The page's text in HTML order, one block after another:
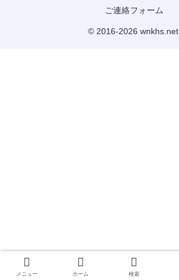
ご連絡フォーム
© 2016-2026 wnkhs.net.
メニュー ホーム 検索